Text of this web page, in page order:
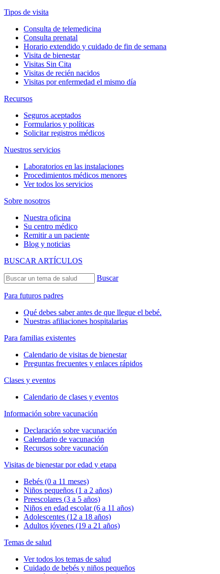
Tipos de visita
Consulta de telemedicina
Consulta prenatal
Horario extendido y cuidado de fin de semana
Visita de bienestar
Visitas Sin Cita
Visitas de recién nacidos
Visitas por enfermedad el mismo día
Recursos
Seguros aceptados
Formularios y políticas
Solicitar registros médicos
Nuestros servicios
Laboratorios en las instalaciones
Procedimientos médicos menores
Ver todos los servicios
Sobre nosotros
Nuestra oficina
Su centro médico
Remitir a un paciente
Blog y noticias
BUSCAR ARTÍCULOS
Buscar
Para futuros padres
Qué debes saber antes de que llegue el bebé.
Nuestras afiliaciones hospitalarias
Para familias existentes
Calendario de visitas de bienestar
Preguntas frecuentes y enlaces rápidos
Clases y eventos
Calendario de clases y eventos
Información sobre vacunación
Declaración sobre vacunación
Calendario de vacunación
Recursos sobre vacunación
Visitas de bienestar por edad y etapa
Bebés (0 a 11 meses)
Niños pequeños (1 a 2 años)
Preescolares (3 a 5 años)
Niños en edad escolar (6 a 11 años)
Adolescentes (12 a 18 años)
Adultos jóvenes (19 a 21 años)
Temas de salud
Ver todos los temas de salud
Cuidado de bebés y niños pequeños